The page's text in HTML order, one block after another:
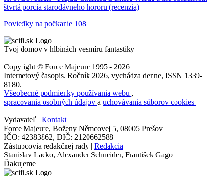
štvrtá porcia starodávneho hororu (recenzia)
Poviedky na počkanie 108
Tvoj domov v hlbinách vesmíru fantastiky
Copyright © Force Majeure 1995 - 2026
Internetový časopis. Ročník 2026, vychádza denne, ISSN 1339-
8180.
Všeobecné podmienky používania webu ,
spracovania osobných údajov a uchovávania súborov cookies .
Vydavateľ | Kontakt
Force Majeure, Boženy Němcovej 5, 08005 Prešov
IČO: 42383862, DIČ: 2120662588
Zástupcovia redakčnej rady | Redakcia
Stanislav Lacko, Alexander Schneider, František Gago
Ďakujeme